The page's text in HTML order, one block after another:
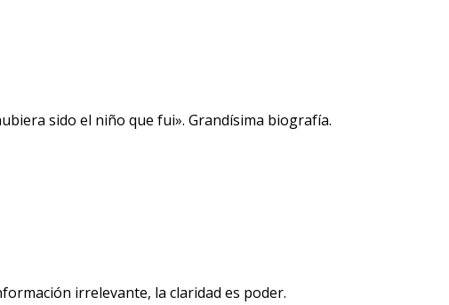
sido el niño que fui». Grandísima biografía.
irrelevante, la claridad es poder.